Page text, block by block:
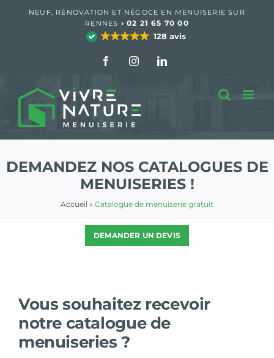
NEUF, RÉNOVATION ET NÉGOCE EN MENUISERIE SUR
RENNES › 02 21 65 70 00
128 avis
FacebookInstagramLinkedIn
DEMANDEZ NOS CATALOGUES DE
MENUISERIES !
Accueil » Catalogue de menuiserie gratuit
DEMANDER UN DEVIS
Vous souhaitez recevoir
notre catalogue de
menuiseries ?